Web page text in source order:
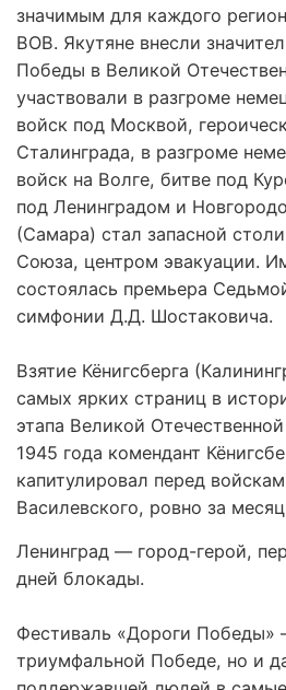
значимым для каждого
ВОВ. Якутяне внесли
Победы в Великой
участвовали в разгроме
войск под Москвой,
Сталинграда, в разгроме
войск на Волге, битве под
под Ленинградом и
(Самара) стал запасной
Союза, центром эвакуации.
состоялась премьера
симфонии Д.Д. Шостаковича.
Взятие Кёнигсберга
самых ярких страниц в
этапа Великой
1945 года комендант
капитулировал перед
Василевского, ровно за
Ленинград — город-герой,
дней блокады.
Фестиваль «Дороги Победы»
триумфальной Победе, но и